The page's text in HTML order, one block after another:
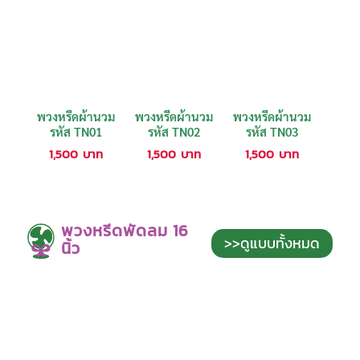
พวงหรีดผ้านวม
รหัส TN01
1,500 บาท
พวงหรีดผ้านวม
รหัส TN02
1,500 บาท
พวงหรีดผ้านวม
รหัส TN03
1,500 บาท
พวงหรีดพัดลม 16
นิ้ว >>ดูแบบทั้งหมด